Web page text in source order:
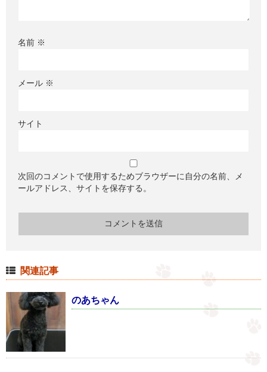
名前 ※
メール ※
サイト
次回のコメントで使用するためブラウザーに自分の名前、メ
ールアドレス、サイトを保存する。
関連記事
のあちゃん